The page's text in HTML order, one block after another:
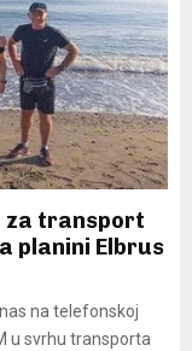
za transport
planini Elbrus
na telefonskoj
u svrhu transporta